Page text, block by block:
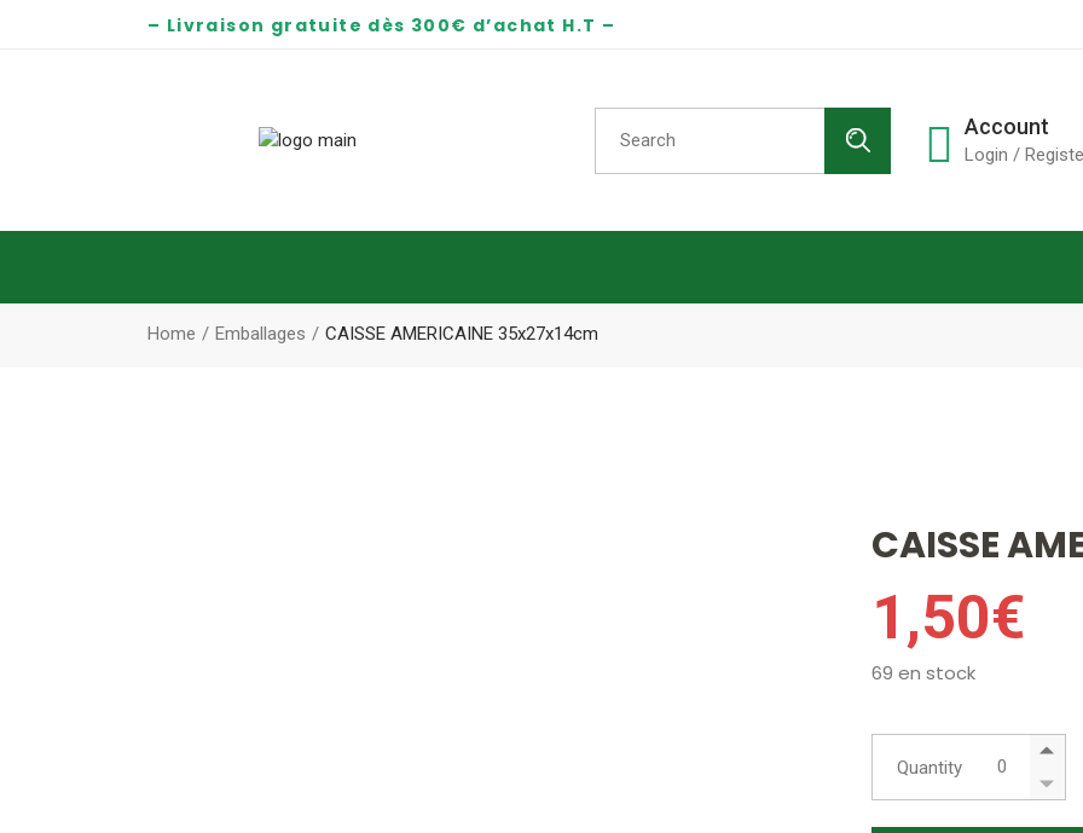
– Livraison gratuite dès 300€ d’achat H.T –
Search
for:
Account
Login /
Home Emballages CAISSE AMERICAINE 35x27x14cm
CAISSE
1,50€
69 en stock
Quantity
CAISSE